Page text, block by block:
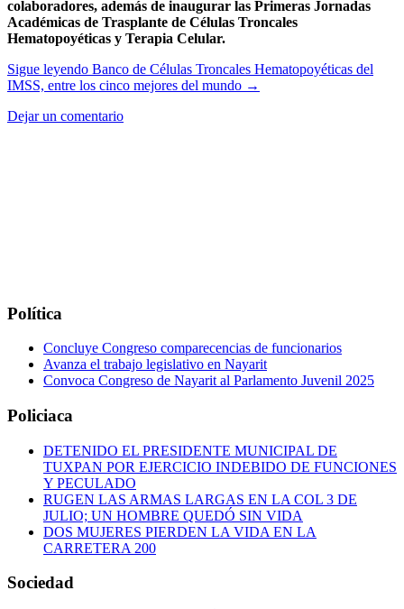
colaboradores, además de inaugurar las Primeras Jornadas
Académicas de Trasplante de Células Troncales
Hematopoyéticas y Terapia Celular.
Sigue leyendo Banco de Células Troncales Hematopoyéticas del
IMSS, entre los cinco mejores del mundo →
Dejar un comentario
Política
Concluye Congreso comparecencias de funcionarios
Avanza el trabajo legislativo en Nayarit
Convoca Congreso de Nayarit al Parlamento Juvenil 2025
Policiaca
DETENIDO EL PRESIDENTE MUNICIPAL DE
TUXPAN POR EJERCICIO INDEBIDO DE FUNCIONES
Y PECULADO
RUGEN LAS ARMAS LARGAS EN LA COL 3 DE
JULIO; UN HOMBRE QUEDÓ SIN VIDA
DOS MUJERES PIERDEN LA VIDA EN LA
CARRETERA 200
Sociedad